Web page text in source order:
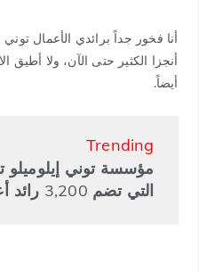
أنا فخور جداً برائدي الأعمال توني
أنجزا الكثير حتى الآن، ولا أطيق
أيضاً.
Trending
التي تضم 3,200 رائد أعمال أفريقي